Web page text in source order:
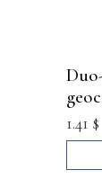
duo-tang plastique translucide
1.41 $